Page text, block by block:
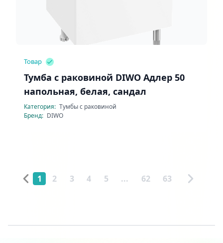
Товар
Тумба с раковиной DIWO Адлер 50
напольная, белая, сандал
Категория: Тумбы с раковиной
Бренд: DIWO
1 2 3 4 5 ... 62 63